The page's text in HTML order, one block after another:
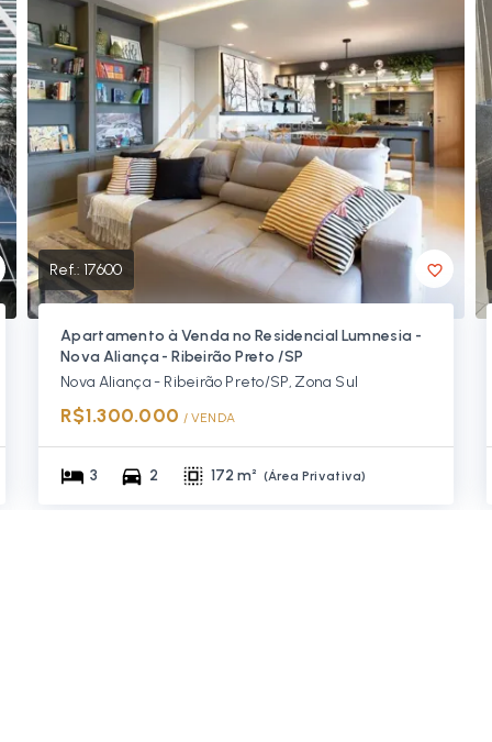
Ref.: 17600
Apartamento à Venda no Residencial Lumnesia -
Nova Aliança - Ribeirão Preto /SP
Nova Aliança - Ribeirão Preto/SP, Zona Sul
R$1.300.000 / VENDA
3 2 172 m² (Área Privativa)